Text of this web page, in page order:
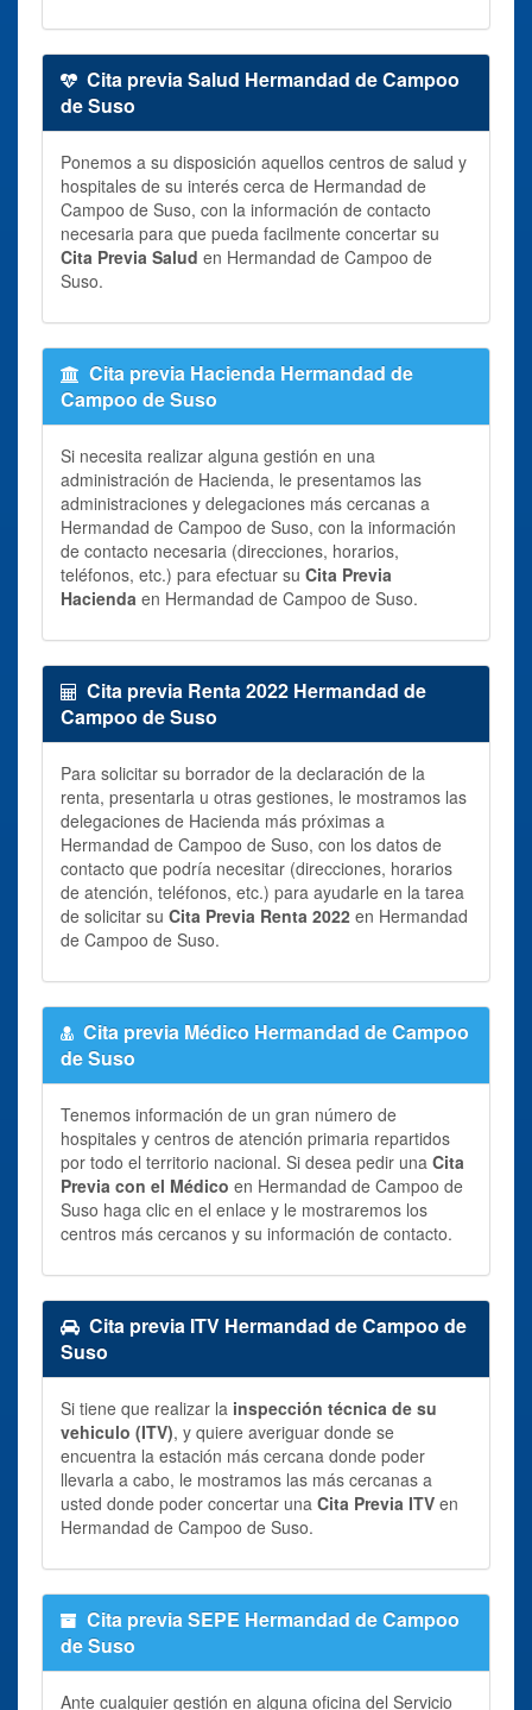
Cita previa Salud Hermandad de Campoo
de Suso
Ponemos a su disposición aquellos centros de salud y
hospitales de su interés cerca de Hermandad de
Campoo de Suso, con la información de contacto
necesaria para que pueda facilmente concertar su
Cita Previa Salud en Hermandad de Campoo de
Suso.
Cita previa Hacienda Hermandad de
Campoo de Suso
Si necesita realizar alguna gestión en una
administración de Hacienda, le presentamos las
administraciones y delegaciones más cercanas a
Hermandad de Campoo de Suso, con la información
de contacto necesaria (direcciones, horarios,
teléfonos, etc.) para efectuar su Cita Previa
Hacienda en Hermandad de Campoo de Suso.
Cita previa Renta 2022 Hermandad de
Campoo de Suso
Para solicitar su borrador de la declaración de la
renta, presentarla u otras gestiones, le mostramos las
delegaciones de Hacienda más próximas a
Hermandad de Campoo de Suso, con los datos de
contacto que podría necesitar (direcciones, horarios
de atención, teléfonos, etc.) para ayudarle en la tarea
de solicitar su Cita Previa Renta 2022 en Hermandad
de Campoo de Suso.
Cita previa Médico Hermandad de Campoo
de Suso
Tenemos información de un gran número de
hospitales y centros de atención primaria repartidos
por todo el territorio nacional. Si desea pedir una Cita
Previa con el Médico en Hermandad de Campoo de
Suso haga clic en el enlace y le mostraremos los
centros más cercanos y su información de contacto.
Cita previa ITV Hermandad de Campoo de
Suso
Si tiene que realizar la inspección técnica de su
vehiculo (ITV), y quiere averiguar donde se
encuentra la estación más cercana donde poder
llevarla a cabo, le mostramos las más cercanas a
usted donde poder concertar una Cita Previa ITV en
Hermandad de Campoo de Suso.
Cita previa SEPE Hermandad de Campoo
de Suso
Ante cualquier gestión en alguna oficina del Servicio